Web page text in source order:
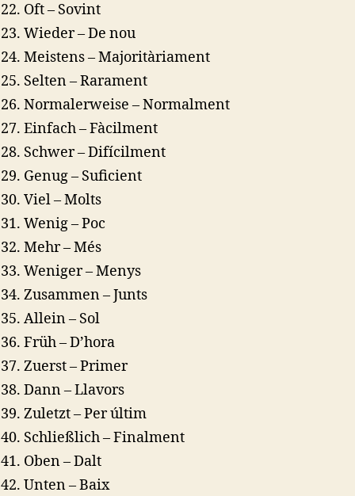
Oft – Sovint
Wieder – De nou
Meistens – Majoritàriament
Selten – Rarament
Normalerweise – Normalment
Einfach – Fàcilment
Schwer – Difícilment
Genug – Suficient
Viel – Molts
Wenig – Poc
Mehr – Més
Weniger – Menys
Zusammen – Junts
Allein – Sol
Früh – D’hora
Zuerst – Primer
Dann – Llavors
Zuletzt – Per últim
Schließlich – Finalment
Oben – Dalt
Unten – Baix